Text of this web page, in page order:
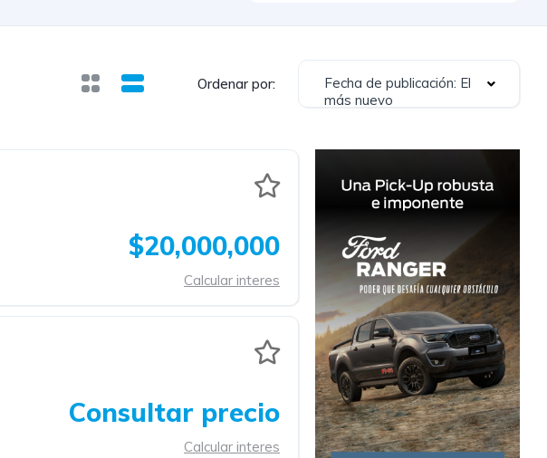
Ordenar por:
Fecha de publicación: El
más nuevo
$20,000,000
Calcular interes
Consultar precio
Calcular interes